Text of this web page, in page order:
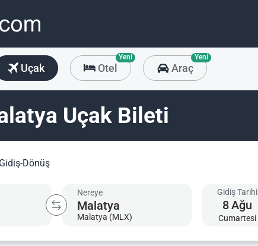
Uçak Otel
Yeni
Araç
Yeni
Uçak Bileti
Gidiş-Dönüş
Nereye
Malatya (MLX)
Gidiş Tarihi
8Ağu
Cumartesi